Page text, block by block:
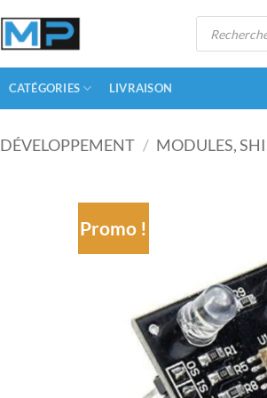
CATÉGORIES LIVRAISON
DÉVELOPPEMENT / MODULES,
Promo !